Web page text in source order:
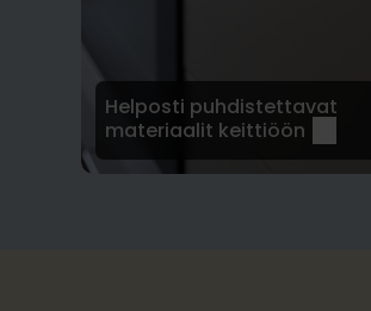
Helposti puhdistettavat
materiaalit keittiöön